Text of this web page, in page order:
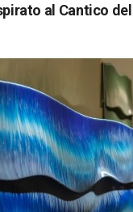
al Cantico